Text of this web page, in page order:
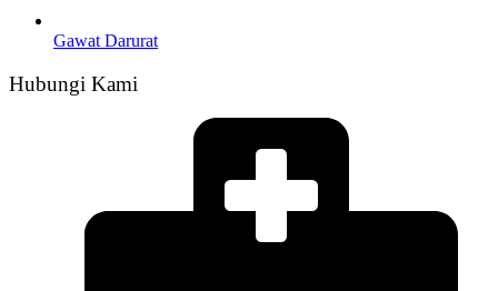
Gawat Darurat
Hubungi Kami